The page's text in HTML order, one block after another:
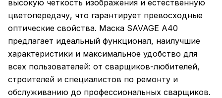
высокую четкость изображения и естественную
цветопередачу, что гарантирует превосходные
оптические свойства. Маска SAVAGE A40
предлагает идеальный функционал, наилучшие
характеристики и максимальное удобство для
всех пользователей: от сварщиков-любителей,
строителей и специалистов по ремонту и
обслуживанию до профессиональных сварщиков.